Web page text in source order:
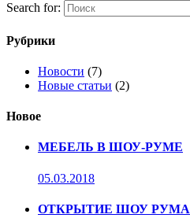
Search for:
Рубрики
Новости (7)
Новые статьи (2)
Новое
МЕБЕЛЬ В ШОУ-РУМЕ
05.03.2018
ОТКРЫТИЕ ШОУ РУМА